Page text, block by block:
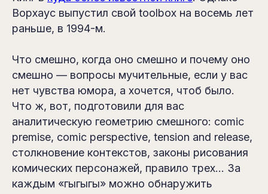
Ворхаус выпустил свой toolbox на восемь лет
раньше, в 1994-м.
Что смешно, когда оно смешно и почему оно
смешно — вопросы мучительные, если у вас
нет чувства юмора, а хочется, чтоб было.
Что ж, вот, подготовили для вас
аналитическую геометрию смешного: comic
premise, comic perspective, tension and release,
столкновение контекстов, законы рисования
комических персонажей, правило трех... За
каждым «гыгыгы» можно обнаружить